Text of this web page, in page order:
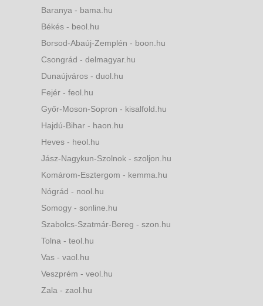
Baranya - bama.hu
Békés - beol.hu
Borsod-Abaúj-Zemplén - boon.hu
Csongrád - delmagyar.hu
Dunaújváros - duol.hu
Fejér - feol.hu
Győr-Moson-Sopron - kisalfold.hu
Hajdú-Bihar - haon.hu
Heves - heol.hu
Jász-Nagykun-Szolnok - szoljon.hu
Komárom-Esztergom - kemma.hu
Nógrád - nool.hu
Somogy - sonline.hu
Szabolcs-Szatmár-Bereg - szon.hu
Tolna - teol.hu
Vas - vaol.hu
Veszprém - veol.hu
Zala - zaol.hu